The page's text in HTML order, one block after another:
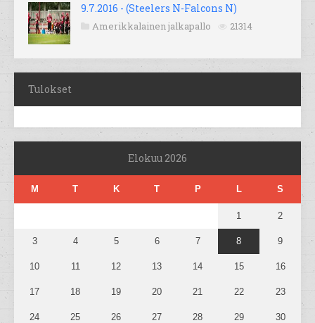
9.7.2016 - (Steelers N-Falcons N)
Amerikkalainen jalkapallo 21314
Tulokset
Elokuu 2026
M T K T P L S
1 2
3 4 5 6 7 8 9
10 11 12 13 14 15 16
17 18 19 20 21 22 23
24 25 26 27 28 29 30